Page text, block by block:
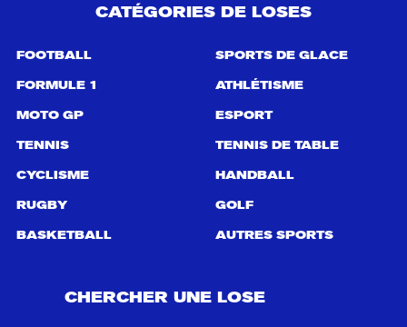
CATÉGORIES DE LOSES
FOOTBALL
FORMULE 1
MOTO GP
TENNIS
CYCLISME
RUGBY
BASKETBALL
SPORTS DE GLACE
ATHLÉTISME
ESPORT
TENNIS DE TABLE
HANDBALL
GOLF
AUTRES SPORTS
CHERCHER UNE LOSE